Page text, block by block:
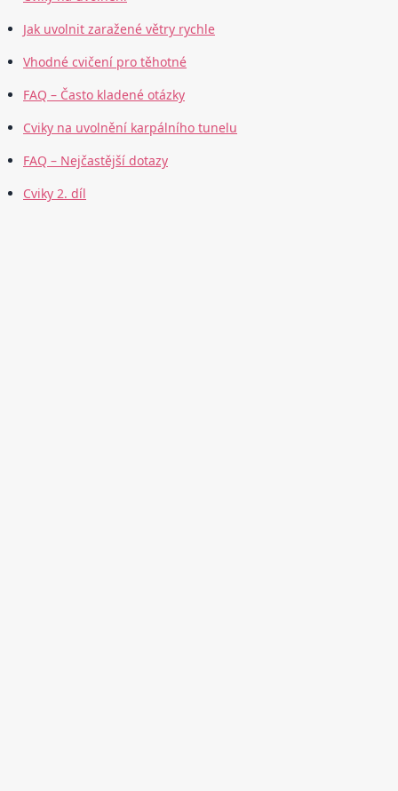
Jak uvolnit zaražené větry rychle
Vhodné cvičení pro těhotné
FAQ – Často kladené otázky
Cviky na uvolnění karpálního tunelu
FAQ – Nejčastější dotazy
Cviky 2. díl